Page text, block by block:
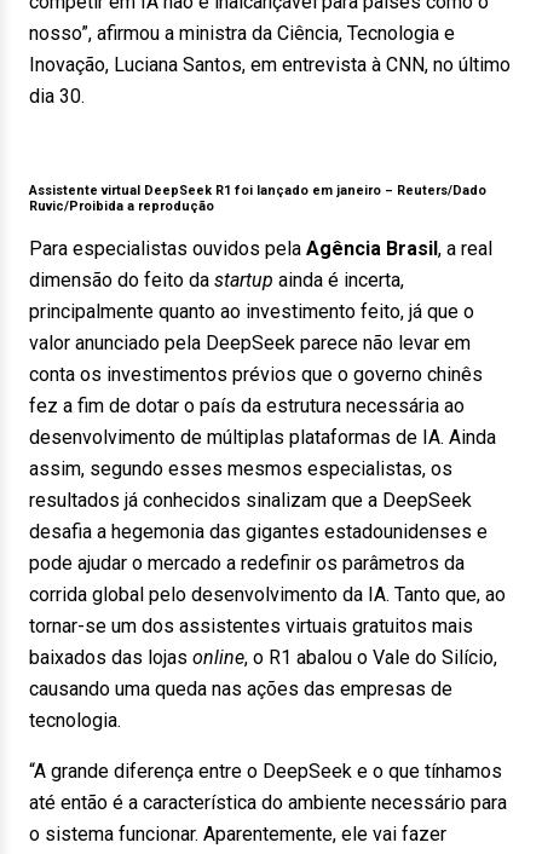
nosso”, afirmou a ministra da Ciência, Tecnologia e
Inovação, Luciana Santos, em entrevista à CNN, no último
dia 30.
Assistente virtual DeepSeek R1 foi lançado em janeiro – Reuters/Dado
Ruvic/Proibida a reprodução
Para especialistas ouvidos pela Agência Brasil, a real
dimensão do feito da startup ainda é incerta,
principalmente quanto ao investimento feito, já que o
valor anunciado pela DeepSeek parece não levar em
conta os investimentos prévios que o governo chinês
fez a fim de dotar o país da estrutura necessária ao
desenvolvimento de múltiplas plataformas de IA. Ainda
assim, segundo esses mesmos especialistas, os
resultados já conhecidos sinalizam que a DeepSeek
desafia a hegemonia das gigantes estadounidenses e
pode ajudar o mercado a redefinir os parâmetros da
corrida global pelo desenvolvimento da IA. Tanto que, ao
tornar-se um dos assistentes virtuais gratuitos mais
baixados das lojas online, o R1 abalou o Vale do Silício,
causando uma queda nas ações das empresas de
tecnologia.
“A grande diferença entre o DeepSeek e o que tínhamos
até então é a característica do ambiente necessário para
o sistema funcionar. Aparentemente, ele vai fazer